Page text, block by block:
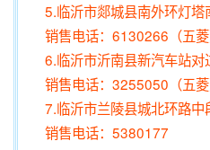
5.临沂市郯城县南外环灯塔
销售电话：6130266（五
6.临沂市沂南县新汽车站对
销售电话：3255050（五
7.临沂市兰陵县城北环路中
销售电话：5380177